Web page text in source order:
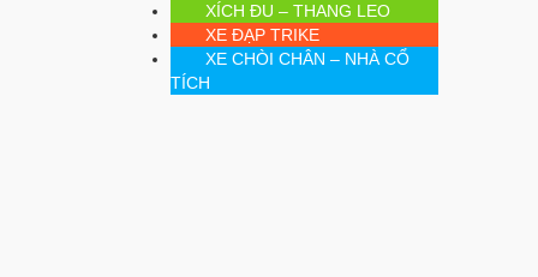
XÍCH ĐU – THANG LEO
XE ĐẠP TRIKE
XE CHÒI CHÂN – NHÀ CỔ
TÍCH